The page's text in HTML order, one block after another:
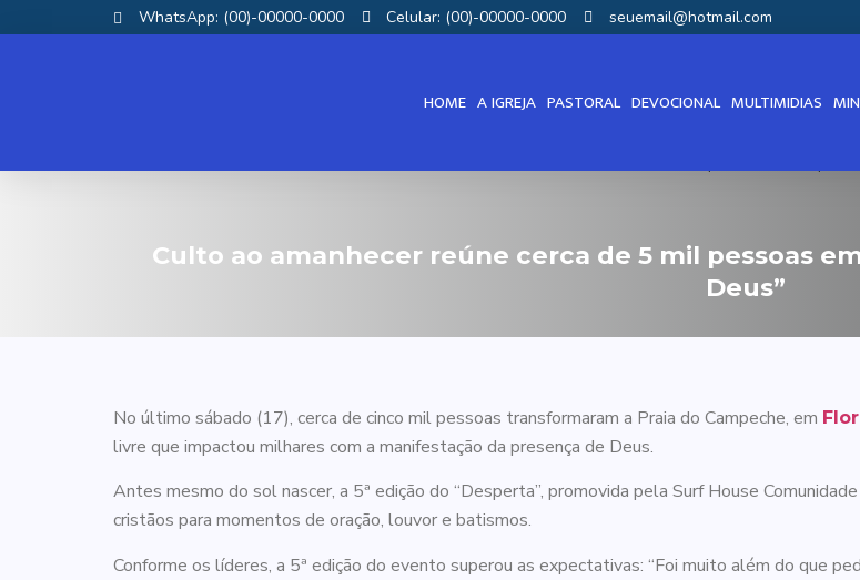
WhatsApp: (00)-00000-0000 Celular: (00)-00000-0000 seuemail@hotmail.com
HOME A IGREJA PASTORAL DEVOCIONAL MULTIMIDIAS
Culto ao amanhecer reúne cerca de 5 mil pessoas
Deus”
No último sábado (17), cerca de cinco mil pessoas transformaram a Praia do Campeche, em
livre que impactou milhares com a manifestação da presença de Deus.
Antes mesmo do sol nascer, a 5ª edição do “Desperta”, promovida pela Surf House
cristãos para momentos de oração, louvor e batismos.
Conforme os líderes, a 5ª edição do evento superou as expectativas: “Foi muito além do que